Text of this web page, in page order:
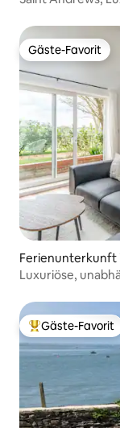
Gäste-Favorit
Gäste-Favorit
Ferienunterkunft
Luxuriöse,
Beliebter Gäste-
Gäste-Favorit